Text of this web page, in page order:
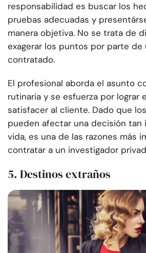
responsabilidad es buscar los
pruebas adecuadas y
manera objetiva. No se trata de
exagerar los puntos por parte de
contratado.
El profesional aborda el asunto
rutinaria y se esfuerza por lograr
satisfacer al cliente. Dado que
pueden afectar una decisión tan
vida, es una de las razones más
contratar a un investigador
5. Destinos extraños